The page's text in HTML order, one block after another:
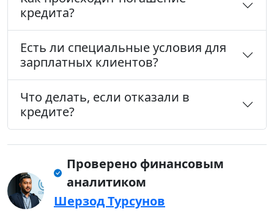
кредита?
Есть ли специальные условия для
зарплатных клиентов?
Что делать, если отказали в
кредите?
Проверено финансовым
аналитиком
Шерзод Турсунов